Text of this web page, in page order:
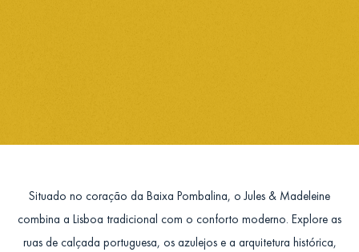
Situado no coração da Baixa Pombalina, o Jules & Madeleine
combina a Lisboa tradicional com o conforto moderno. Explore as
ruas de calçada portuguesa, os azulejos e a arquitetura histórica,